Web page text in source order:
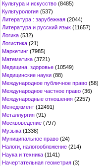
Культура и искусство (8485)
Культурология (537)
Литература : зарубежная (2044)
Литература и русский язык (11657)
Логика (532)
Логистика (21)
Маркетинг (7985)
Математика (3721)
Медицина, здоровье (10549)
Медицинские науки (88)
Международное публичное право (58)
Международное частное право (36)
Международные отношения (2257)
Менеджмент (12491)
Металлургия (91)
Москвоведение (797)
Музыка (1338)
Муниципальное право (24)
Налоги, налогообложение (214)
Наука и техника (1141)
Начертательная геометрия (3)